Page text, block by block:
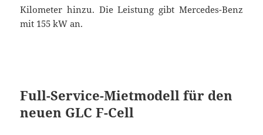
Kilometer hinzu. Die Leistung gibt Mercedes-Benz
mit 155 kW an.
Full-Service-Mietmodell für den
neuen GLC F-Cell